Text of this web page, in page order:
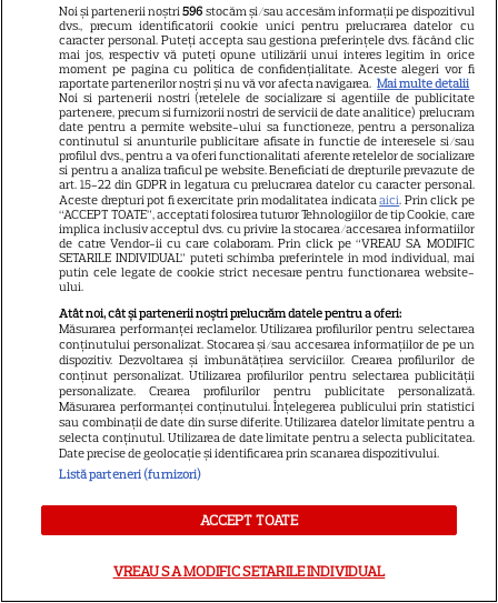
SERIALE AMERICANE
Sandra Oh dezvăluie de ce a
plecat din „Anatomia lui Grey”.
Discuția cu Shonda Rhimes
care a schimbat totul pentru
Cristina Yang
ARTICOLE PARTENERI
Dulceață de pepene galben –
rețete aromate
Report de peste 8,89 milioane
Noi și partenerii noștri596 stocăm și/sau accesăm informații pe dispozitivul
dvs., precum identificatorii cookie unici pentru prelucrarea datelor cu
caracter personal. Puteți accepta sau gestiona preferințele dvs. făcând clic
mai jos, respectiv vă puteți opune utilizării unui interes legitim în orice
moment pe pagina cu politica de confidențialitate. Aceste alegeri vor fi
raportate partenerilor noștri și nu vă vor afecta navigarea. Mai multe detalii
Noi si partenerii nostri (retelele de socializare si agentiile de publicitate
partenere, precum si furnizorii nostri de servicii de date analitice) prelucram
date pentru a permite website-ului sa functioneze, pentru a personaliza
continutul si anunturile publicitare afisate in functie de interesele si/sau
profilul dvs., pentru a va oferi functionalitati aferente retelelor de socializare
si pentru a analiza traficul pe website. Beneficiati de drepturile prevazute de
art. 15-22 din GDPR in legatura cu prelucrarea datelor cu caracter personal.
Aceste drepturi pot fi exercitate prin modalitatea indicataaici. Prin click pe
“ACCEPT TOATE”, acceptati folosirea tuturor Tehnologiilor de tip Cookie, care
implica inclusiv acceptul dvs. cu privire la stocarea/accesarea informatiilor
de catre Vendor-ii cu care colaboram. Prin click pe “VREAU SA MODIFIC
SETARILE INDIVIDUAL” puteti schimba preferintele in mod individual, mai
putin cele legate de cookie strict necesare pentru functionarea website-
ului.
Atât noi, cât și partenerii noștri prelucrăm datele pentru a oferi:
Măsurarea performanței reclamelor. Utilizarea profilurilor pentru selectarea
conținutului personalizat. Stocarea și/sau accesarea informațiilor de pe un
dispozitiv. Dezvoltarea și îmbunătățirea serviciilor. Crearea profilurilor de
conținut personalizat. Utilizarea profilurilor pentru selectarea publicității
personalizate. Crearea profilurilor pentru publicitate personalizată.
Măsurarea performanței conținutului. Înțelegerea publicului prin statistici
sau combinații de date din surse diferite. Utilizarea datelor limitate pentru a
selecta conținutul. Utilizarea de date limitate pentru a selecta publicitatea.
Date precise de geolocație și identificarea prin scanarea dispozitivului.
Listă parteneri (furnizori)
ACCEPT TOATE
VREAU SA MODIFIC SETARILE INDIVIDUAL